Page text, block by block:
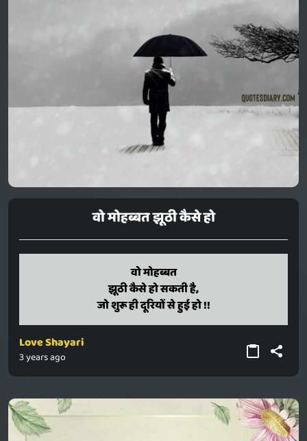
वो मोहब्बत झूठी कैसे हो
वो मोहब्बत
झूठी कैसे हो सकती है,
जो शुरू ही दूरियों से हुई हो !!
wo mohabbat
jhuthi kaise ho sakati hai,
jo shuru hi duriyon se hui ho !!
Love Shayari
3 years ago